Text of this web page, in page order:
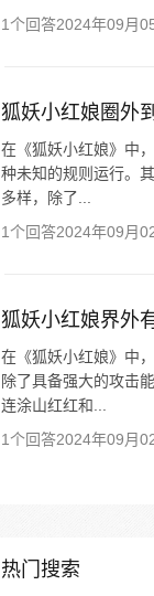
1个回答2024年09月
狐妖小红娘圈外
在《狐妖小红娘》中
种未知的规则运行。
多样，除了...
1个回答2024年09月
狐妖小红娘界外
在《狐妖小红娘》中
除了具备强大的攻击
连涂山红红和...
1个回答2024年09月
热门搜索